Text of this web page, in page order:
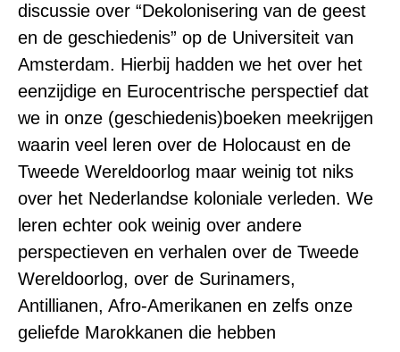
discussie over “Dekolonisering van de geest
en de geschiedenis” op de Universiteit van
Amsterdam. Hierbij hadden we het over het
eenzijdige en Eurocentrische perspectief dat
we in onze (geschiedenis)boeken meekrijgen
waarin veel leren over de Holocaust en de
Tweede Wereldoorlog maar weinig tot niks
over het Nederlandse koloniale verleden. We
leren echter ook weinig over andere
perspectieven en verhalen over de Tweede
Wereldoorlog, over de Surinamers,
Antillianen, Afro-Amerikanen en zelfs onze
geliefde Marokkanen die hebben